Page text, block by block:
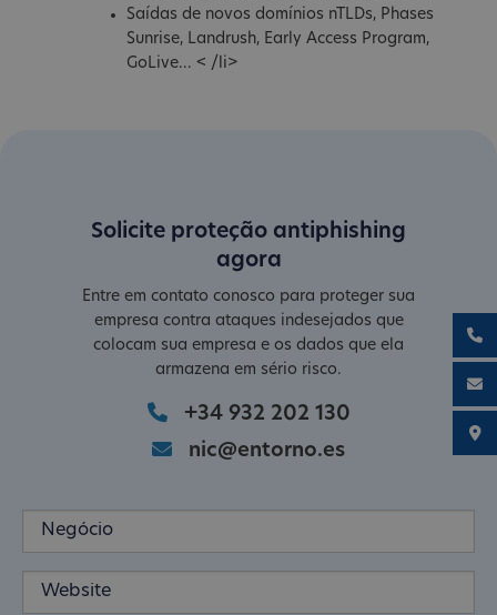
Saídas de novos domínios nTLDs, Phases
Sunrise, Landrush, Early Access Program,
GoLive... < /li>
Solicite proteção antiphishing
agora
Entre em contato conosco para proteger sua
empresa contra ataques indesejados que
colocam sua empresa e os dados que ela
armazena em sério risco.
+34 932 202 130
nic@entorno.es